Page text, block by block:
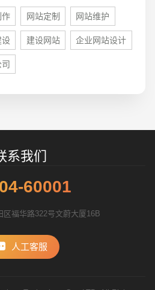
作 网站定制 网站维护
设 建设网站 企业网站设计
系我们
60001
区福华路322号文蔚大厦16B
人工客服